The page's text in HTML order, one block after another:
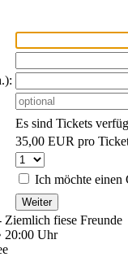
Es sind Tickets
35,00 EUR pro
Ich möchte einen
Ziemlich fiese Freunde
20:00 Uhr